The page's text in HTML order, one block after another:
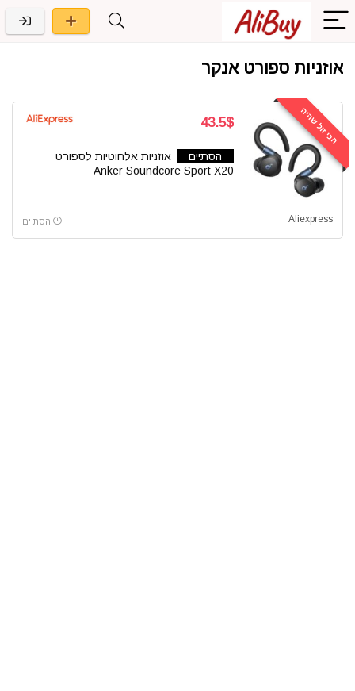
אוזניות ספורט אנקר
הכי זול שהיה 43.5$
הסתיים
אוזניות אלחוטיות לספורט
Anker Soundcore Sport X20
Aliexpress הסתיים